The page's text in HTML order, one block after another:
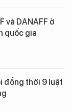
và DANAFF ở
quốc gia
đồng thời 9 luật